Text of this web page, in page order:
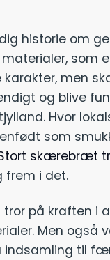
om
som
men
og blive
Hvor
som
skærebræt
frem i det.
på kraften i
Men
til